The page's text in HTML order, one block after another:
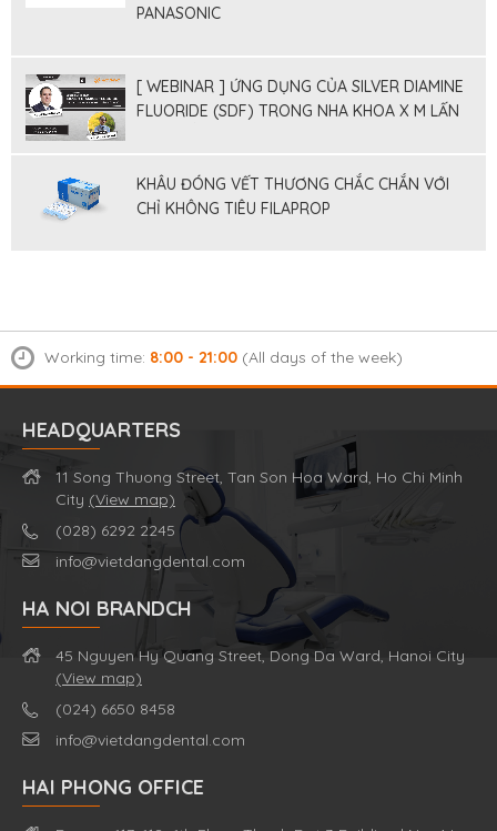
PANASONIC
[ WEBINAR ] ỨNG DỤNG CỦA SILVER DIAMINE
FLUORIDE (SDF) TRONG NHA KHOA X M LẤN
KHÂU ĐÓNG VẾT THƯƠNG CHẮC CHẮN VỚI
CHỈ KHÔNG TIÊU FILAPROP
Working time: 8:00 - 21:00 (All days of the week)
HEADQUARTERS
11 Song Thuong Street, Tan Son Hoa Ward, Ho Chi Minh
City (View map)
(028) 6292 2245
info@vietdangdental.com
HA NOI BRANDCH
45 Nguyen Hy Quang Street, Dong Da Ward, Hanoi City
(View map)
(024) 6650 8458
info@vietdangdental.com
HAI PHONG OFFICE